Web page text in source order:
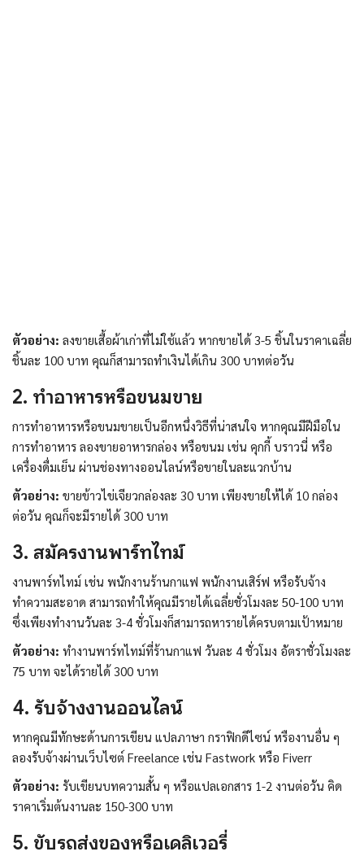
ตัวอย่าง: ลงขายเสื้อผ้าเก่าที่ไม่ใช้แล้ว หากขายได้ 3-5 ชิ้นในราคาเฉลี่ย
ชิ้นละ 100 บาท คุณก็สามารถทำเงินได้เกิน 300 บาทต่อวัน
2. ทำอาหารหรือขนมขาย
การทำอาหารหรือขนมขายเป็นอีกหนึ่งวิธีที่น่าสนใจ หากคุณมีฝีมือใน
การทำอาหาร ลองขายอาหารกล่อง หรือขนม เช่น คุกกี้ บราวนี่ หรือ
เครื่องดื่มเย็น ผ่านช่องทางออนไลน์หรือขายในละแวกบ้าน
ตัวอย่าง: ขายข้าวไข่เจียวกล่องละ 30 บาท เพียงขายให้ได้ 10 กล่อง
ต่อวัน คุณก็จะมีรายได้ 300 บาท
3. สมัครงานพาร์ทไทม์
งานพาร์ทไทม์ เช่น พนักงานร้านกาแฟ พนักงานเสิร์ฟ หรือรับจ้าง
ทำความสะอาด สามารถทำให้คุณมีรายได้เฉลี่ยชั่วโมงละ 50-100 บาท
ซึ่งเพียงทำงานวันละ 3-4 ชั่วโมงก็สามารถหารายได้ครบตามเป้าหมาย
ตัวอย่าง: ทำงานพาร์ทไทม์ที่ร้านกาแฟ วันละ 4 ชั่วโมง อัตราชั่วโมงละ
75 บาท จะได้รายได้ 300 บาท
4. รับจ้างงานออนไลน์
หากคุณมีทักษะด้านการเขียน แปลภาษา กราฟิกดีไซน์ หรืองานอื่น ๆ
ลองรับจ้างผ่านเว็บไซต์ Freelance เช่น Fastwork หรือ Fiverr
ตัวอย่าง: รับเขียนบทความสั้น ๆ หรือแปลเอกสาร 1-2 งานต่อวัน คิด
ราคาเริ่มต้นงานละ 150-300 บาท
5. ขับรถส่งของหรือเดลิเวอรี่